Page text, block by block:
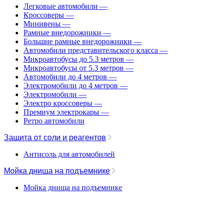
Легковые автомобили —
Кроссоверы —
Минивены —
Рамные внедорожники —
Большие рамные внедорожники —
Автомобили представительского класса —
Микроавтобусы до 5.3 метров —
Микроавтобусы от 5.3 метров —
Автомобили до 4 метров —
Электромобили до 4 метров —
Электромобили —
Электро кроссоверы —
Премиум электрокары —
Ретро автомобили
Защита от соли и реагентов
Антисоль для автомобилей
Мойка днища на подъемнике
Мойка днища на подъемнике